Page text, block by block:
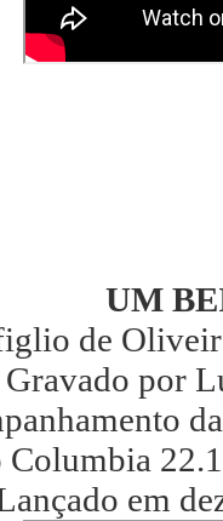
UM
de
Gravado por
Columbia
em